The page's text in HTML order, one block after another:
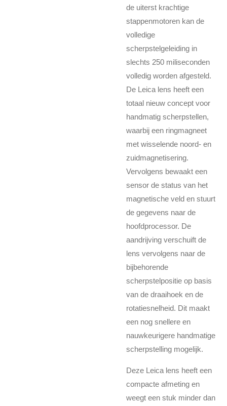
de uiterst krachtige
stappenmotoren kan de
volledige
scherpstelgeleiding in
slechts 250 miliseconden
volledig worden afgesteld.
De Leica lens heeft een
totaal nieuw concept voor
handmatig scherpstellen,
waarbij een ringmagneet
met wisselende noord- en
zuidmagnetisering.
Vervolgens bewaakt een
sensor de status van het
magnetische veld en stuurt
de gegevens naar de
hoofdprocessor. De
aandrijving verschuift de
lens vervolgens naar de
bijbehorende
scherpstelpositie op basis
van de draaihoek en de
rotatiesnelheid. Dit maakt
een nog snellere en
nauwkeurigere handmatige
scherpstelling mogelijk.
Deze Leica lens heeft een
compacte afmeting en
weegt een stuk minder dan